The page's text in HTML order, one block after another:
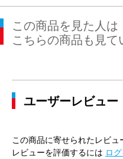
この商品を見た人は
こちらの商品も見て
ユーザーレビュー
この商品に寄せられたレビュ
レビューを評価するには ロ